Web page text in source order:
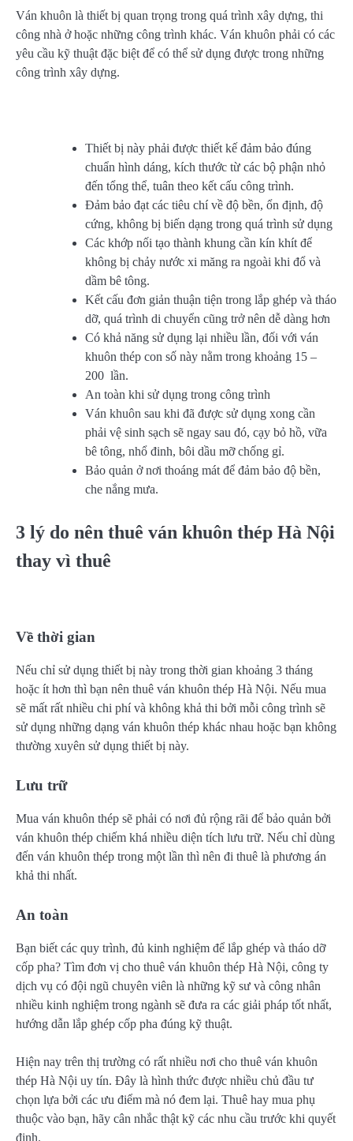
Ván khuôn là thiết bị quan trọng trong quá trình xây dựng, thi
công nhà ở hoặc những công trình khác. Ván khuôn phải có các
yêu cầu kỹ thuật đặc biệt để có thể sử dụng được trong những
công trình xây dựng.
Thiết bị này phải được thiết kế đảm bảo đúng
chuẩn hình dáng, kích thước từ các bộ phận nhỏ
đến tổng thể, tuân theo kết cấu công trình.
Đảm bảo đạt các tiêu chí về độ bền, ổn định, độ
cứng, không bị biến dạng trong quá trình sử dụng
Các khớp nối tạo thành khung cần kín khít để
không bị chảy nước xi măng ra ngoài khi đổ và
dầm bê tông.
Kết cấu đơn giản thuận tiện trong lắp ghép và tháo
dỡ, quá trình di chuyển cũng trở nên dễ dàng hơn
Có khả năng sử dụng lại nhiều lần, đối với ván
khuôn thép con số này nằm trong khoảng 15 –
200 lần.
An toàn khi sử dụng trong công trình
Ván khuôn sau khi đã được sử dụng xong cần
phải vệ sinh sạch sẽ ngay sau đó, cạy bỏ hồ, vữa
bê tông, nhổ đinh, bôi dầu mỡ chống gỉ.
Bảo quản ở nơi thoáng mát để đảm bảo độ bền,
che nắng mưa.
3 lý do nên thuê ván khuôn thép Hà Nội
thay vì thuê
Về thời gian
Nếu chỉ sử dụng thiết bị này trong thời gian khoảng 3 tháng
hoặc ít hơn thì bạn nên thuê ván khuôn thép Hà Nội. Nếu mua
sẽ mất rất nhiều chi phí và không khả thi bởi mỗi công trình sẽ
sử dụng những dạng ván khuôn thép khác nhau hoặc bạn không
thường xuyên sử dụng thiết bị này.
Lưu trữ
Mua ván khuôn thép sẽ phải có nơi đủ rộng rãi để bảo quản bởi
ván khuôn thép chiếm khá nhiều diện tích lưu trữ. Nếu chỉ dùng
đến ván khuôn thép trong một lần thì nên đi thuê là phương án
khả thi nhất.
An toàn
Bạn biết các quy trình, đủ kinh nghiệm để lắp ghép và tháo dỡ
cốp pha? Tìm đơn vị cho thuê ván khuôn thép Hà Nội, công ty
dịch vụ có đội ngũ chuyên viên là những kỹ sư và công nhân
nhiều kinh nghiệm trong ngành sẽ đưa ra các giải pháp tốt nhất,
hướng dẫn lắp ghép cốp pha đúng kỹ thuật.
Hiện nay trên thị trường có rất nhiều nơi cho thuê ván khuôn
thép Hà Nội uy tín. Đây là hình thức được nhiều chủ đầu tư
chọn lựa bởi các ưu điểm mà nó đem lại. Thuê hay mua phụ
thuộc vào bạn, hãy cân nhắc thật kỹ các nhu cầu trước khi quyết
định.